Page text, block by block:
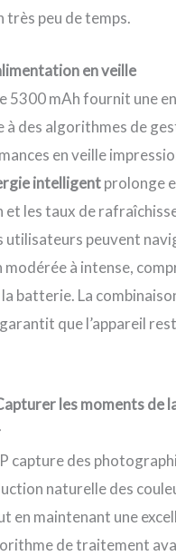
très peu de temps.
en veille
5300 mAh fournit une
des algorithmes de
en veille
intelligentprolonge
les taux de
utilisateurs peuvent
à intense,
batterie. La
que l’appareil
les moments de
capture des
naturelle des
en maintenant une
de traitement